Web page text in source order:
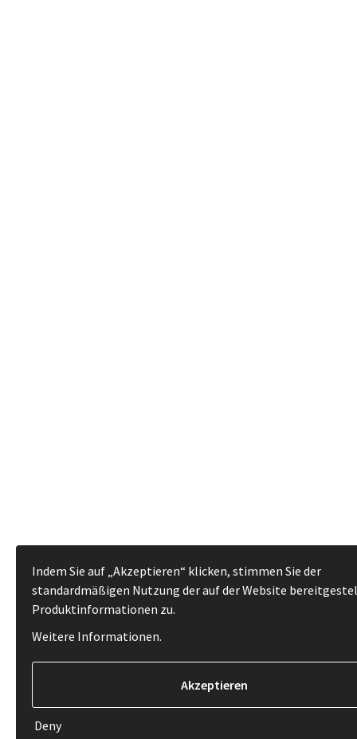
Indem Sie auf „Akzeptieren“ klicken, stimmen Sie der
standardmäßigen Nutzung der auf der Website
Produktinformationen zu.
Weitere Informationen.
Deny